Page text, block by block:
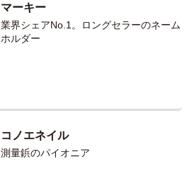
マーキー
業界シェアNo.1。ロングセラーのネーム
ホルダー
コノエネイル
測量鋲のパイオニア